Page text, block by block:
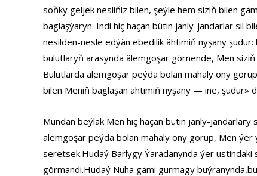
soňky geljek nesliňiz bilen, şeýle hem siziň bilen
baglaşýaryn. Indi hiç haçan bütin janly-jandarlar sil
nesilden-nesle edýän ebedilik ähtimiň nyşany
bulutlaryň arasynda älemgoşar görnende, Men
Bulutlarda älemgoşar peýda bolan mahaly ony
bilen Meniň baglaşan ähtimiň nyşany — ine, şudur»
Mundan beýläk Men hiç haçan bütin janly-
älemgoşar peýda bolan mahaly ony görüp, Men
seretsek.Hudaý Barlygy Ýaradanynda ýer ustindaki
görmandi.Hudaý Nuha gämi gurmagy